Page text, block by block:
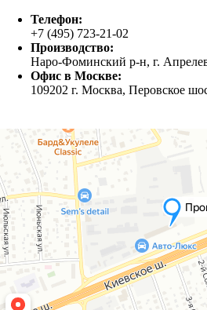
Телефон:
+7 (495) 723-21-02
Производство:
Наро-Фоминский р-н, г.
Офис в Москве:
109202 г. Москва, Перовское